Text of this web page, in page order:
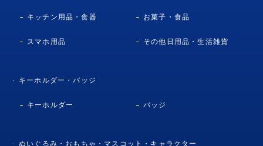
キッチン用品・食器 お菓子・食品
スマホ用品 その他日用品・生活雑貨
キーホルダー・バッジ
キーホルダー バッジ
ぬいぐるみ・おもちゃ・マスコット・キャラクター